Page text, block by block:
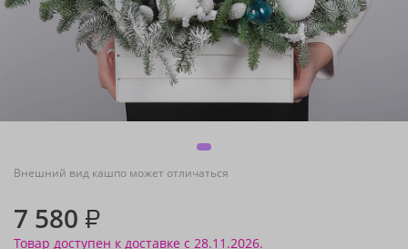
Внешний вид кашпо может отличаться
7 580 ₽
Товар доступен к доставке с 28.11.2026.